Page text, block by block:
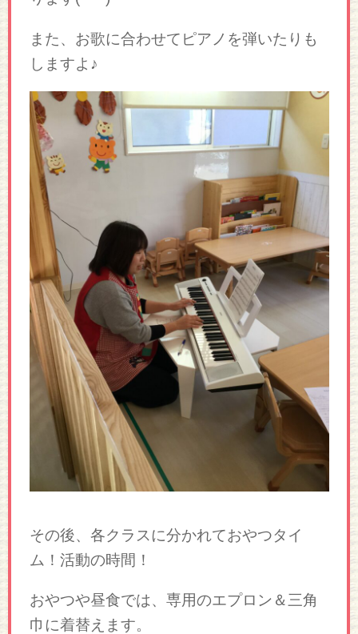
また、お歌に合わせてピアノを弾いたりも
しますよ♪
その後、各クラスに分かれておやつタイ
ム！活動の時間！
おやつや昼食では、専用のエプロン＆三角
巾に着替えます。